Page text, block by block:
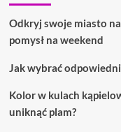
Odkryj swoje miasto
pomysł na weekend
Jak wybrać
Kolor w kulach
uniknąć plam?